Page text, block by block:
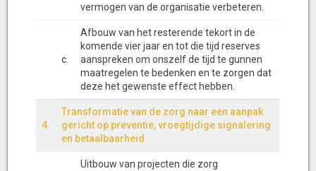
vermogen van de organisatie verbeteren.
c.
Afbouw van het resterende tekort in de
komende vier jaar en tot die tijd reserves
aanspreken om onszelf de tijd te gunnen
maatregelen te bedenken en te zorgen dat
deze het gewenste effect hebben.
4.
Transformatie van de zorg naar een aanpak
gericht op preventie, vroegtijdige signalering
en betaalbaarheid
Uitbouw van projecten die zorg